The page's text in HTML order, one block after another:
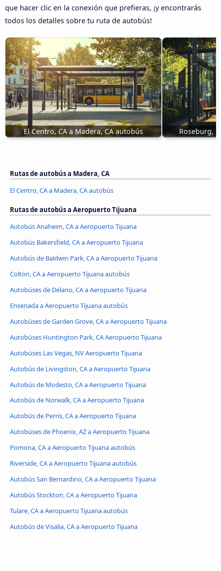
que hacer clic en la conexión que prefieras, ¡y encontrarás
todos los detalles sobre tu ruta de autobús!
El Centro, CA a Madera, CA autobús Roseburg,
Rutas de autobús a Madera, CA
El Centro, CA a Madera, CA autobús
Rutas de autobús a Aeropuerto Tijuana
Autobús Anaheim, CA a Aeropuerto Tijuana
Autobús Bakersfield, CA a Aeropuerto Tijuana
Autobús de Baldwin Park, CA a Aeropuerto Tijuana
Colton, CA a Aeropuerto Tijuana autobús
Autobúses de Delano, CA a Aeropuerto Tijuana
Ensenada a Aeropuerto Tijuana autobús
Autobúses de Garden Grove, CA a Aeropuerto Tijuana
Autobúses Huntington Park, CA Aeropuerto Tijuana
Autobúses Las Vegas, NV Aeropuerto Tijuana
Autobús de Livingston, CA a Aeropuerto Tijuana
Autobús de Modesto, CA a Aeropuerto Tijuana
Autobús de Norwalk, CA a Aeropuerto Tijuana
Autobús de Perris, CA a Aeropuerto Tijuana
Autobúses de Phoenix, AZ a Aeropuerto Tijuana
Pomona, CA a Aeropuerto Tijuana autobús
Riverside, CA a Aeropuerto Tijuana autobús
Autobús San Bernardino, CA a Aeropuerto Tijuana
Autobús Stockton, CA a Aeropuerto Tijuana
Tulare, CA a Aeropuerto Tijuana autobús
Autobús de Visalia, CA a Aeropuerto Tijuana